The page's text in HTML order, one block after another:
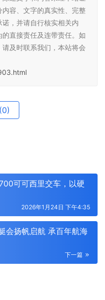
容、文字的真实性、完整
，并请自行核实相关内
直接责任及连带责任。如
及时联系我们，本站将会
(0)
可可西里交车，以硬
2026年1月24日 下午4:35
会扬帆启航 承百年航海
下一篇